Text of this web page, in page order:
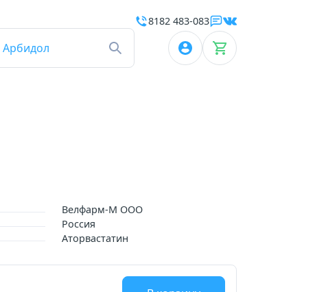
Арбидол
8182 483-083
Велфарм-М ООО
Россия
Аторвастатин